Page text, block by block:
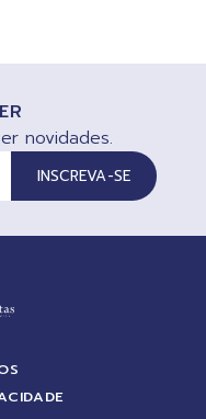
novidades.
INSCREVA-SE